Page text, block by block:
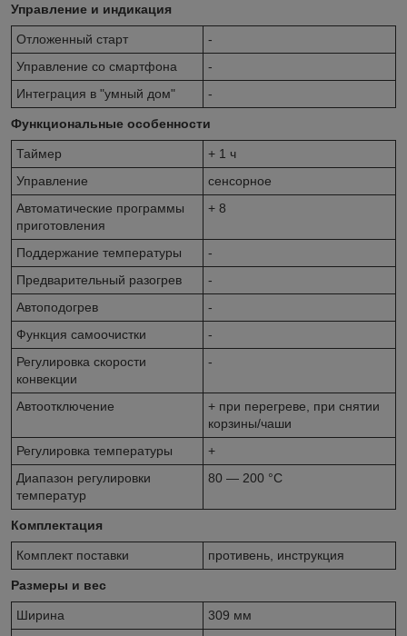
Управление и индикация
Отложенный старт
-
Управление со смартфона
-
Интеграция в "умный дом"
-
Функциональные особенности
Таймер
+ 1 ч
Управление
сенсорное
Автоматические программы
приготовления
+ 8
Поддержание температуры
-
Предварительный разогрев
-
Автоподогрев
-
Функция самоочистки
-
Регулировка скорости
конвекции
-
Автоотключение
+ при перегреве, при снятии
корзины/чаши
Регулировка температуры
+
Диапазон регулировки
температур
80 — 200 °C
Комплектация
Комплект поставки противень, инструкция
Размеры и вес
Ширина
309 мм